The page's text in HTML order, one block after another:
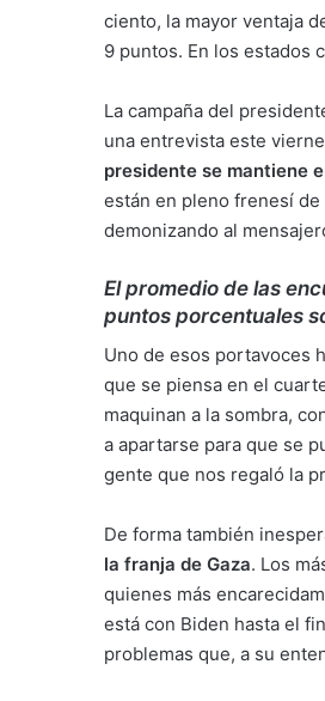
ciento, la mayor ventaja
9 puntos. En los estados
La campaña del
una entrevista este
presidente se mantiene
están en pleno frenesí
demonizando al
El promedio de las
puntos porcentuales
Uno de esos portavoces
que se piensa en el
maquinan a la sombra,
a apartarse para que se
gente que nos regaló la
De forma también
la franja de Gaza. Los
quienes más
está con Biden hasta el
problemas que, a su